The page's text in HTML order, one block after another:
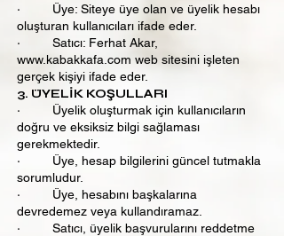
· Üye: Siteye üye olan ve üyelik hesabı
oluşturan kullanıcıları ifade eder.
· Satıcı: Ferhat Akar,
www.kabakkafa.com web sitesini işleten
gerçek kişiyi ifade eder.
3. ÜYELİK KOŞULLARI
· Üyelik oluşturmak için kullanıcıların
doğru ve eksiksiz bilgi sağlaması
gerekmektedir.
· Üye, hesap bilgilerini güncel tutmakla
sorumludur.
· Üye, hesabını başkalarına
devredemez veya kullandıramaz.
· Satıcı, üyelik başvurularını reddetme